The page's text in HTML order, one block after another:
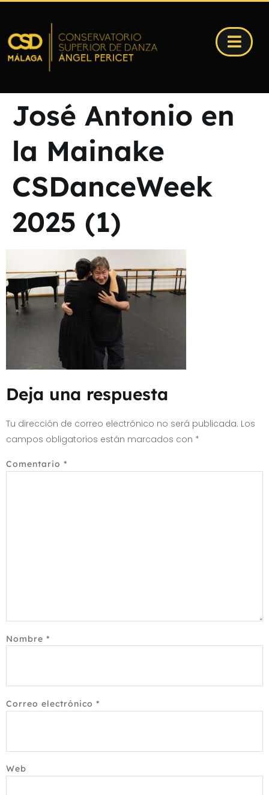
José Antonio en
la Mainake
CSDanceWeek
2025 (1)
Deja una respuesta
Tu dirección de correo electrónico no será publicada. Los
campos obligatorios están marcados con *
Comentario *
Nombre *
Correo electrónico *
Web